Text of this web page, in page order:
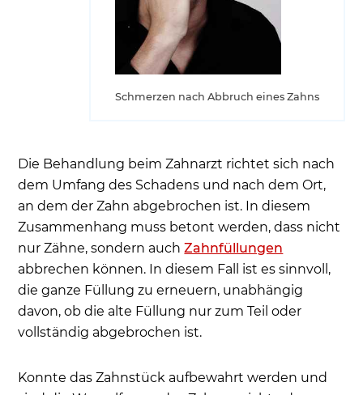
Schmerzen nach Abbruch eines Zahns
Die Behandlung beim Zahnarzt richtet sich nach
dem Umfang des Schadens und nach dem Ort,
an dem der Zahn abgebrochen ist. In diesem
Zusammenhang muss betont werden, dass nicht
nur Zähne, sondern auchZahnfüllungen
abbrechen können. In diesem Fall ist es sinnvoll,
die ganze Füllung zu erneuern, unabhängig
davon, ob die alte Füllung nur zum Teil oder
vollständig abgebrochen ist.
Konnte das Zahnstück aufbewahrt werden und